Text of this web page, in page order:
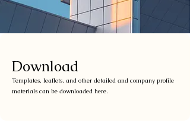
Download
Templates, leaflets, and other detailed and company profile
materials can be downloaded here.